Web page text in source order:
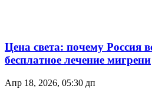
Цена света: почему Россия
бесплатное лечение мигрени
Апр 18, 2026, 05:30 дп